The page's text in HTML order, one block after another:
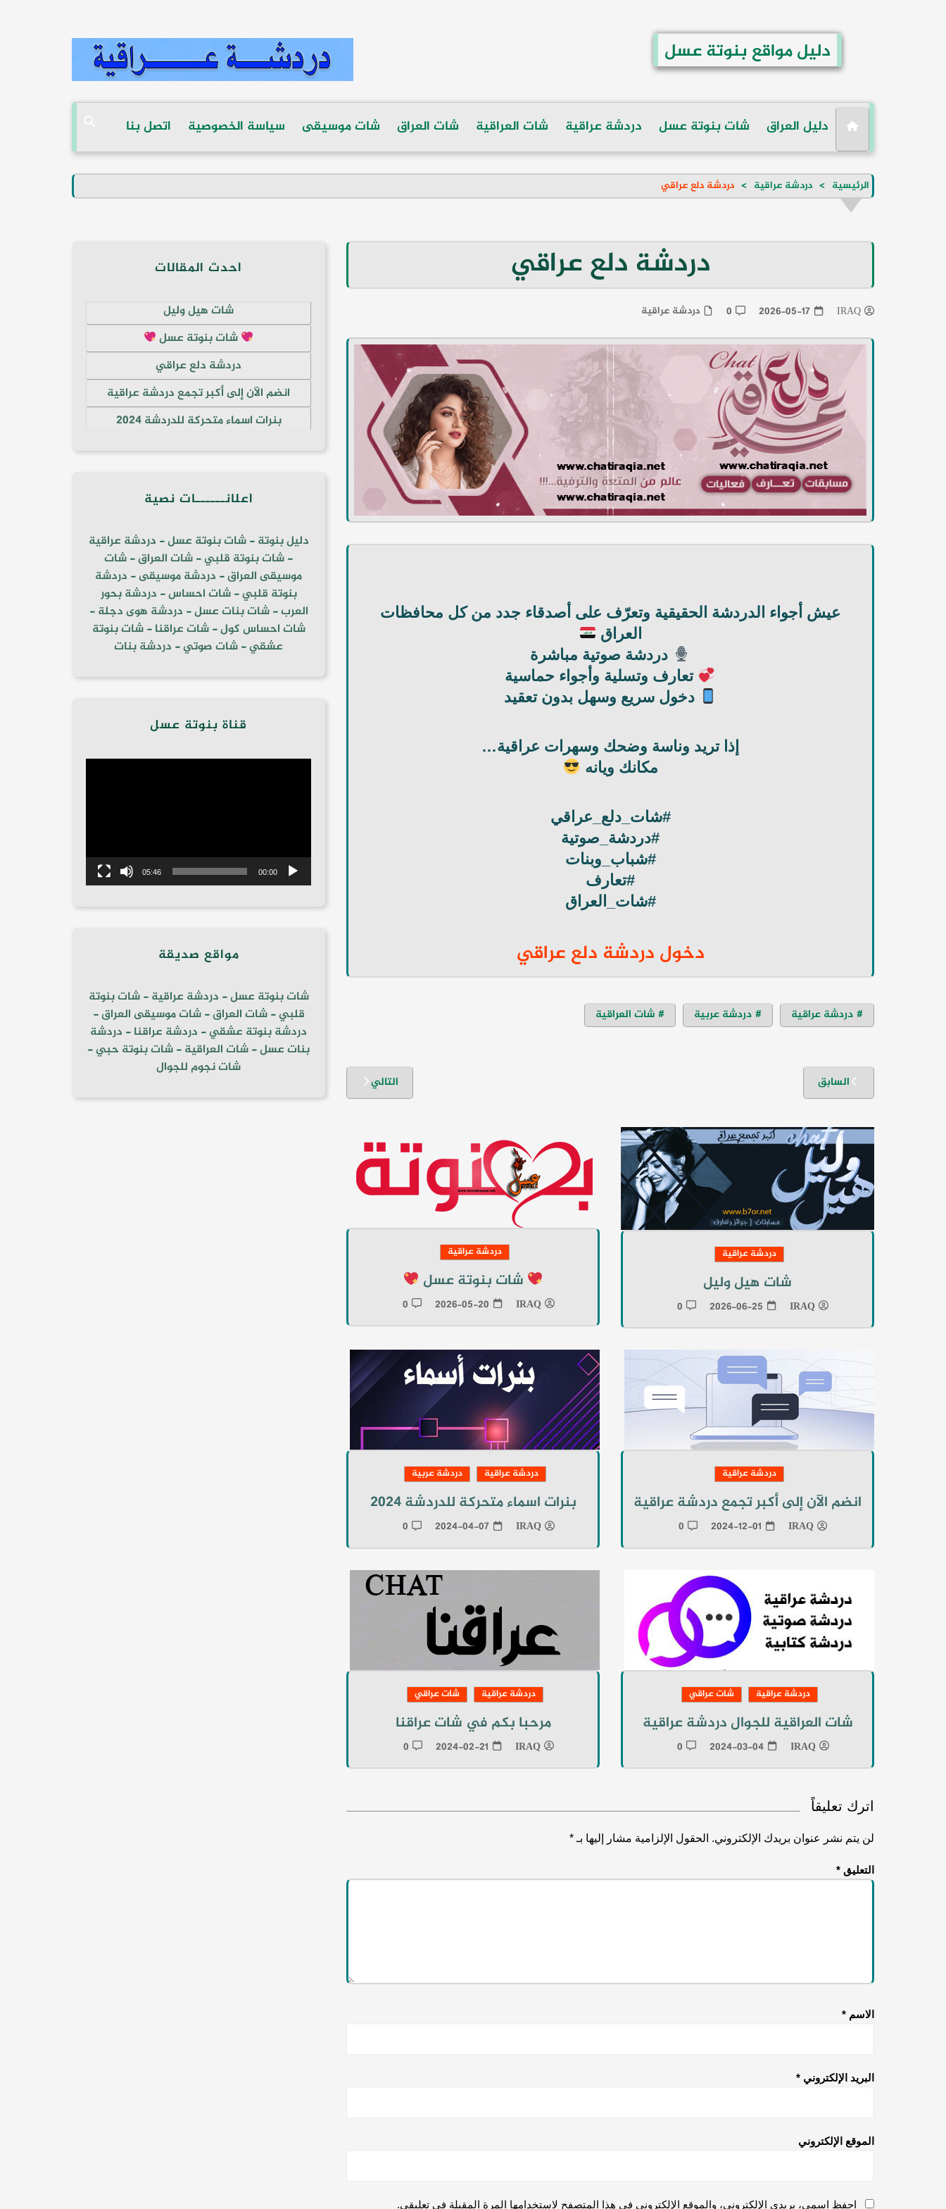
دليل مواقع بنوتة عسل
دليل العراق شات بنوتة عسل دردشة عراقية شات العراقية شات العراق شات موسيقى سياسة الخصوصية اتصل بنا
الرئيسية دردشة عراقية دردشة دلع عراقي
دردشة دلع عراقي
IRAQ
2026-05-17
0 دردشة عراقية
عيش أجواء الدردشة الحقيقية وتعرّف على أصدقاء جدد من كل محافظات
العراق
دردشة صوتية مباشرة
تعارف وتسلية وأجواء حماسية
دخول سريع وسهل بدون تعقيد
إذا تريد وناسة وضحك وسهرات عراقية…
مكانك ويانه
#شات_دلع_عراقي
#دردشة_صوتية
#شباب_وبنات
#تعارف
#شات_العراق
دخول دردشة دلع عراقي
دردشة عراقية دردشة عربية شات العراقية
تصفّح
المقالات
السابق التالي
دردشة عراقية
شات هيل وليل
IRAQ
2026-06-25
0
دردشة عراقية
شات بنوتة عسل
IRAQ
2026-05-20
0
دردشة عراقية
انضم الآن إلى أكبر تجمع دردشة عراقية
IRAQ
2024-12-01
0
دردشة عراقية دردشة عربية
بنرات اسماء متحركة للدردشة 2024
IRAQ
2024-04-07
0
دردشة عراقية شات عراقي
شات العراقية للجوال دردشة عراقية
IRAQ
2024-03-04
0
دردشة عراقية شات عراقي
مرحبا بكم في شات عراقنا
IRAQ
2024-02-21
0
اترك تعليقاً
لن يتم نشر عنوان بريدك الإلكتروني. الحقول الإلزامية مشار إليها بـ*
التعليق *
الاسم *
البريد الإلكتروني *
الموقع الإلكتروني
احفظ اسمي، بريدي الإلكتروني، والموقع الإلكتروني في هذا المتصفح لاستخدامها المرة المقبلة في تعليقي.
أحدث المقالات
شات هيل وليل
شات بنوتة عسل
دردشة دلع عراقي
انضم الآن إلى أكبر تجمع دردشة عراقية
بنرات اسماء متحركة للدردشة 2024
أعلانــــــات نصية
دليل بنوتة-شات بنوتة عسل- دردشة عراقية
-شات بنوتة قلبي-شات العراق-شات
موسيقى العراق- دردشة موسيقى- دردشة
بنوتة قلبي-شات احساس- دردشة بحور
العرب-شات بنات عسل- دردشة هوى دجلة-
شات احساس كول-شات عراقنا-شات بنوتة
عشقي-شات صوتي- دردشة بنات
قناة بنوتة عسل
00:00
05:46
مواقع صديقة
شات بنوتة عسل- دردشة عراقية-شات بنوتة
قلبي-شات العراق-شات موسيقى العراق-
دردشة بنوتة عشقي- دردشة عراقنا- دردشة
بنات عسل-شات العراقية-شات بنوتة حبي-
شات نجوم للجوال